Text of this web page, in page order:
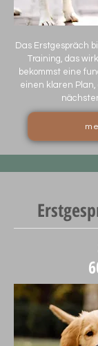
Das Erstgespräch
Training, das
bekommst eine
einen klaren